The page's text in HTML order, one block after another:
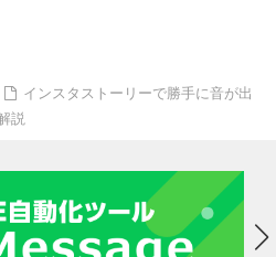
インスタストーリーで勝手に音が出
説